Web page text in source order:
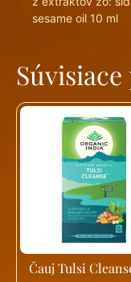
sesame oil 10 ml
Čauj Tulsi